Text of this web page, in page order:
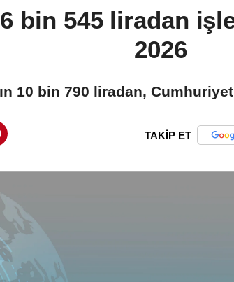
6 bin 545 liradan
2026
10 bin 790 liradan, Cumhuriyet
TAKİP ET